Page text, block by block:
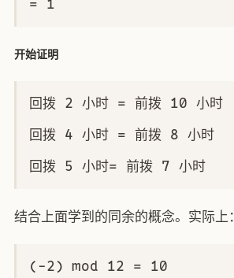
= 1
开始证明
回拨 2 小时 = 前拨 10 小时
回拨 4 小时 = 前拨 8 小时
回拨 5 小时= 前拨 7 小时
结合上面学到的同余的概念。实际上：
(-2) mod 12 = 10